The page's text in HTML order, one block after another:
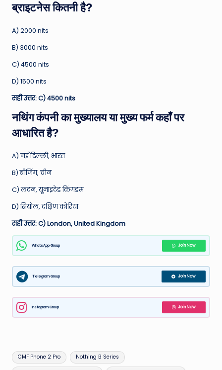
ब्राइटनेस कितनी है?
A) 2000 nits
B) 3000 nits
C) 4500 nits
D) 1500 nits
सही उत्तर: C) 4500 nits
नथिंग कंपनी का मुख्यालय या मुख्य फर्म कहाँ पर
आधारित है?
A) नई दिल्ली, भारत
B) बीजिंग, चीन
C) लंदन, यूनाइटेड किंगडम
D) सियोल, दक्षिण कोरिया
सही उत्तर: C) London, United Kingdom
WhatsApp Group Join Now
Telegram Group Join Now
Instagram Group Join Now
Tags:
CMF Phone 2 Pro Nothing B Series